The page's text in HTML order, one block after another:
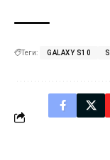
Теги: GALAXY S10